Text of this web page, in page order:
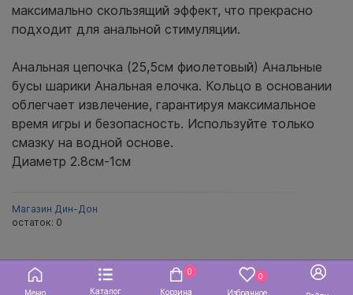
максимально скользящий эффект, что прекрасно
подходит для анальной стимуляции.
Анальная цепочка (25,5см фиолетовый) Анальные
бусы шарики Анальная елочка. Кольцо в основании
облегчает извлечение, гарантируя максимальное
время игры и безопасность. Используйте только
смазку на водной основе.
Диаметр 2.8см-1см
Магазин Дин-Дон
остаток: 0
Меню Каталог Корзина
0
Избранное
0